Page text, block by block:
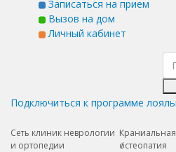
Записаться на прием
Вызов на дом
Личный кабинет
Подключиться к программе
Сеть клиник неврологии
и ортопедии
Краниальная
остеопатия